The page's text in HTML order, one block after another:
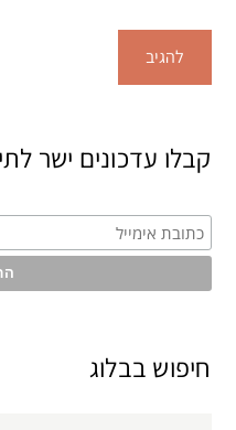
קבלו עדכונים ישר
חיפוש בבלוג